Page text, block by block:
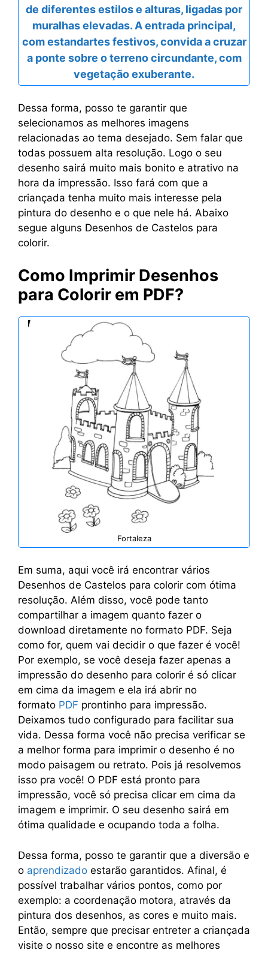
de diferentes estilos e alturas, ligadas por
muralhas elevadas. A entrada principal,
com estandartes festivos, convida a cruzar
a ponte sobre o terreno circundante, com
vegetação exuberante.
Dessa forma, posso te garantir que
selecionamos as melhores imagens
relacionadas ao tema desejado. Sem falar que
todas possuem alta resolução. Logo o seu
desenho sairá muito mais bonito e atrativo na
hora da impressão. Isso fará com que a
criançada tenha muito mais interesse pela
pintura do desenho e o que nele há. Abaixo
segue alguns Desenhos de Castelos para
colorir.
Como Imprimir Desenhos
para Colorir em PDF?
Fortaleza
Em suma, aqui você irá encontrar vários
Desenhos de Castelos para colorir com ótima
resolução. Além disso, você pode tanto
compartilhar a imagem quanto fazer o
download diretamente no formato PDF. Seja
como for, quem vai decidir o que fazer é você!
Por exemplo, se você deseja fazer apenas a
impressão do desenho para colorir é só clicar
em cima da imagem e ela irá abrir no
formato PDF prontinho para impressão.
Deixamos tudo configurado para facilitar sua
vida. Dessa forma você não precisa verificar se
a melhor forma para imprimir o desenho é no
modo paisagem ou retrato. Pois já resolvemos
isso pra você! O PDF está pronto para
impressão, você só precisa clicar em cima da
imagem e imprimir. O seu desenho sairá em
ótima qualidade e ocupando toda a folha.
Dessa forma, posso te garantir que a diversão e
o aprendizado estarão garantidos. Afinal, é
possível trabalhar vários pontos, como por
exemplo: a coordenação motora, através da
pintura dos desenhos, as cores e muito mais.
Então, sempre que precisar entreter a criançada
visite o nosso site e encontre as melhores